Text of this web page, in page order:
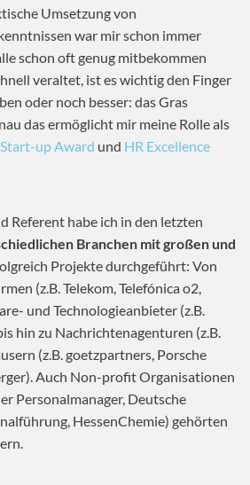
Umsetzung von
war mir schon immer
schon oft genug mitbekommen
veraltet, ist es wichtig den Finger
oder noch besser: das Gras
das ermöglicht mir meine Rolle als
up Award und HR Excellence
Referent habe ich in den letzten
Branchen mit großen und
Projekte durchgeführt: Von
(z.B. Telekom, Telefónica o2,
und Technologieanbieter (z.B.
hin zu Nachrichtenagenturen (z.B.
(z.B. goetzpartners, Porsche
Auch Non-profit Organisationen
Personalmanager, Deutsche
HessenChemie) gehörten